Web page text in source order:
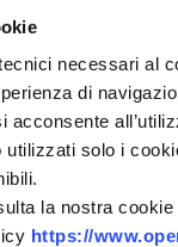
necessari al
di
acconsente
utilizzati solo i
la nostra cookie
https://
sensoristica
di alimenti
circolare